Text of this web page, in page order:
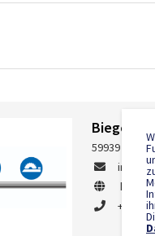
59939
http://
+49